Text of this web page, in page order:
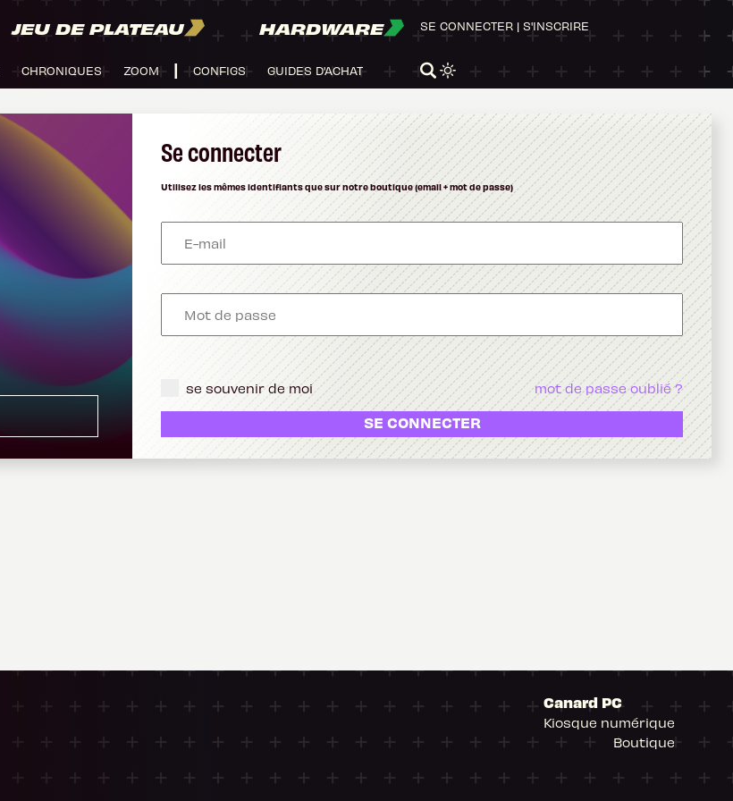
JEU DE PLATEAU HARDWARE
CHRONIQUES ZOOM CONFIGS GUIDES D'ACHAT
SE CONNECTER | S'INSCRIRE
Se connecter
Utilisez les mêmes identifiants que sur notre boutique (email + mot de passe)
se souvenir de moi mot de passe oublié ?
SE CONNECTER
Canard PC
Kiosque numérique
Boutique